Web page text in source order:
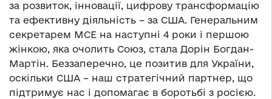
за розвиток, інновації, цифрову трансформацію
та ефективну діяльність – за США. Генеральним
секретарем МСЕ на наступні 4 роки і першою
жінкою, яка очолить Союз, стала Дорін Богдан-
Мартін. Беззаперечно, це позитив для України,
оскільки США – наш стратегічний партнер, що
підтримує нас і допомагає в боротьбі з росією.